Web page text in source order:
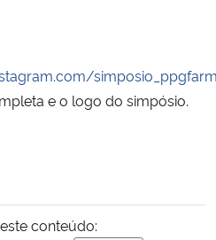
e o logo do simpósio.
conteúdo: